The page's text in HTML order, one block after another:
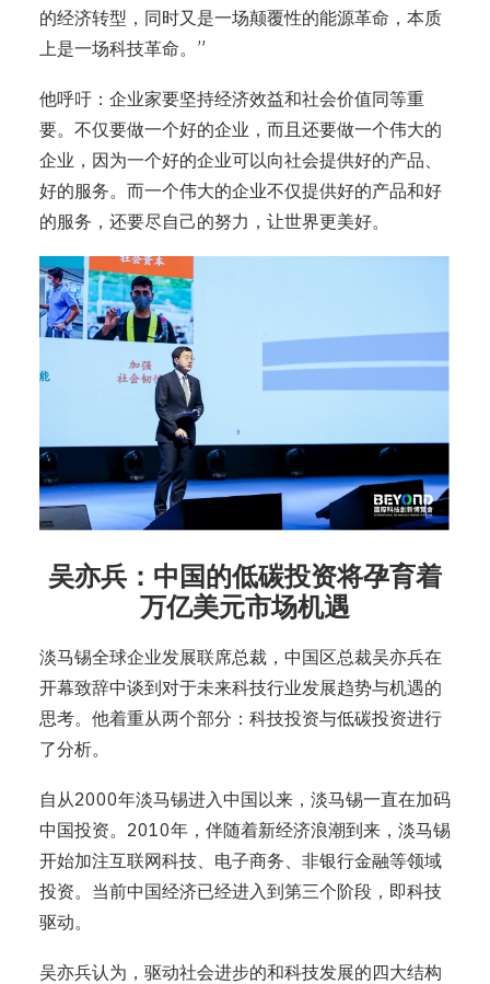
的经济转型，同时又是一场颠覆性的能源革命，本质
上是一场科技革命。”
他呼吁：企业家要坚持经济效益和社会价值同等重
要。不仅要做一个好的企业，而且还要做一个伟大的
企业，因为一个好的企业可以向社会提供好的产品、
好的服务。而一个伟大的企业不仅提供好的产品和好
的服务，还要尽自己的努力，让世界更美好。
吴亦兵：中国的低碳投资将孕育着
万亿美元市场机遇
淡马锡全球企业发展联席总裁，中国区总裁吴亦兵在
开幕致辞中谈到对于未来科技行业发展趋势与机遇的
思考。他着重从两个部分：科技投资与低碳投资进行
了分析。
自从2000年淡马锡进入中国以来，淡马锡一直在加码
中国投资。2010年，伴随着新经济浪潮到来，淡马锡
开始加注互联网科技、电子商务、非银行金融等领域
投资。当前中国经济已经进入到第三个阶段，即科技
驱动。
吴亦兵认为，驱动社会进步的和科技发展的四大结构